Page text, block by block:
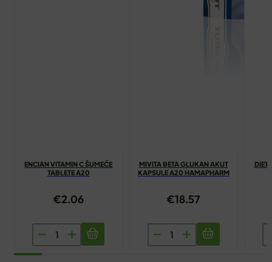
ENCIAN VITAMIN C ŠUMEĆE
TABLETE A20
€2.06
ENCIAN
VITAMIN
MIVITA BETA GLUKAN AKUT
KAPSULE A20 HAMAPHARM
€18.57
MIVITA
BETA